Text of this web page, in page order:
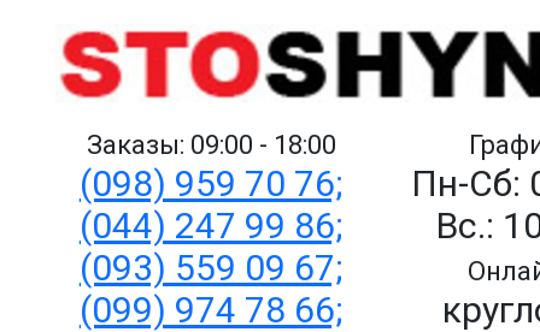
Заказы: 09:00 - 18:00
(098) 959 70 76;
(044) 247 99 86;
(093) 559 09 67;
(099) 974 78 66;
Пн-Сб:
Вс.: